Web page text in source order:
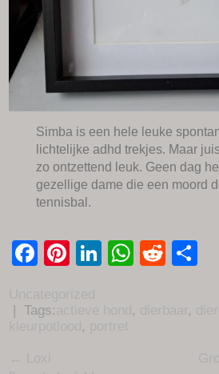
Simba is een hele leuke
lichtelijke adhd trekjes. Maar
zo ontzettend leuk. Geen dag
gezellige dame die een moord
tennisbal.
Facebook
Pinterest
LinkedIn
| Tags:
, ,
,